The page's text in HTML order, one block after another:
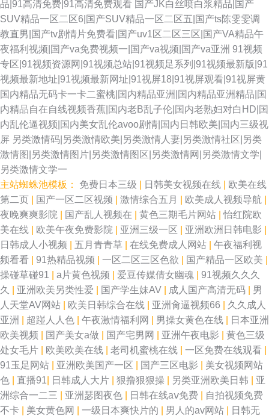
品|91高清免费|91高清免费观看 国产JK白丝喷白浆精品|国产
SUV精品一区二区6|国产SUV精品一区二区五|国产ts陈雯雯调
教直男|国产tv剧情片免费看|国产uv1区二区三区|国产VA精品午
夜福利视频|国产va免费视频一|国产va视频|国产va亚洲 91视频
专区|91视频资源网|91视频总站|91视频足系列|91视频最新版|91
视频最新地址|91视频最新网址|91视屏18|91视屏观看|91视屏黄
国内精品无码卡一卡二蜜桃|国内精品亚洲|国内精品亚洲精品|国
内精品自在自线视频香蕉|国内老B乱子伦|国内老熟妇对白HD|国
内乱伦逼视频|国内美女乱伦avoo剧情|国内日韩欧美|国内三级视
屏 另类激情码|另类激情欧美|另类激情人妻|另类激情社区|另类
激情图|另类激情图片|另类激情图区|另类激情网|另类激情文学|
另类激情文学一
主站蜘蛛池模板： 免费日本三级 日韩美女视频在线
欧美在线
第二页
国产一区二区视频 激情综合五月 欧美成人视频导航
夜晚爽爽影院
国产乱人视频在 黄色三期毛片网站 |怡红院欧
美在线
欧美午夜免费影院 亚洲三级一区 亚洲欧洲日韩电影
日韩成人小视频
五月青青草 在线免费成人网站
午夜福利视
频看看
91热精品视频 一区二区三区色欲 国产精品一区欧美
操碰草碰91
a片黄色视频 爱豆传媒倩女幽魂
91视频久久久
久
亚洲欧美另类性爱 国产学生妹AV 成人国产高清无码
男
人天堂AV网站
欧美日韩综合在线 亚洲肏逼视频66
久久成人
亚洲
超踫人人色 午夜激情福利网 男操女黄色在线
日本亚洲
欧美视频
国产美女a做 国产宅男网 亚洲午夜电影
黄色三级
处女毛片
欧美欧美在线 老司机蜜桃在线 一区免费在线观看
91玉足网站
亚洲欧美国产一区 国产三区电影
美女视频网站
色
直播91 日韩成人大片 狠撸狠狠操 另类亚洲欧美日韩
亚
洲综合一二三
亚洲瑟图夜色 日韩在线aⅴ免费
自拍视频免费
不卡
美女黄色网 一级日本爽快片的 男人的av网站
日韩无